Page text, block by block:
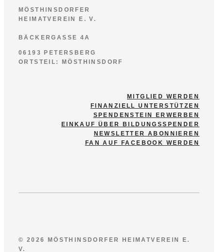
MÖSTHINSDORFER
HEIMATVEREIN E. V.
BÄCKERGASSE 4A
06193 PETERSBERG
ORTSTEIL: MÖSTHINSDORF
MITGLIED WERDEN
FINANZIELL UNTERSTÜTZEN
SPENDENSTEIN ERWERBEN
EINKAUF ÜBER BILDUNGSSPENDER
NEWSLETTER ABONNIEREN
FAN AUF FACEBOOK WERDEN
© 2026 MÖSTHINSDORFER HEIMATVEREIN E.
V.